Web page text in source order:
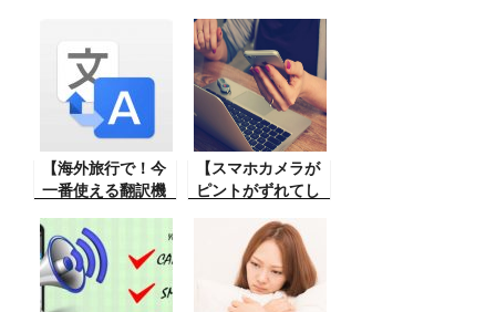
【海外旅行で！今
一番使える翻訳機
てみたその結果】
最近は翻訳機が大
変重宝される。音
声認識は誤認識も
【スマホカメラが
ピントがずれてし
あまりないことで
すが今まで良かっ
たのですが時々ス
マホのピントがう